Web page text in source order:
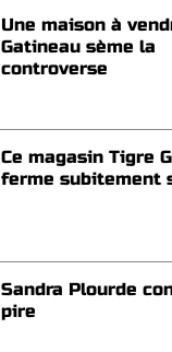
Une maison à
Gatineau sème la
controverse
Ce magasin Tigre
ferme subitement
Sandra Plourde
pire